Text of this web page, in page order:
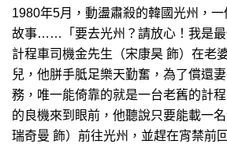
1980年5月，動盪肅殺的韓國光州，
故事……「要去光州？請放心！我是
計程車司機金先生（宋康昊 飾）在老
兒，他胼手胝足樂天勤奮，為了償還
務，唯一能倚靠的就是一台老舊的計
的良機來到眼前，他聽說只要能載一
瑞奇曼 飾）前往光州，並趕在宵禁前